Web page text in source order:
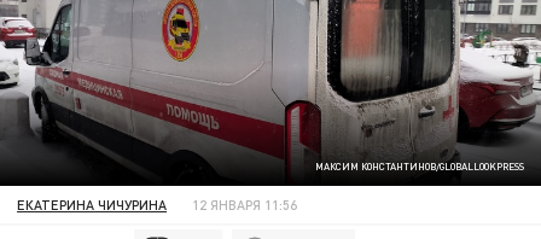
МАКСИМ КОНСТАНТИНОВ/GLOBALLOOKPRESS
ЕКАТЕРИНА ЧИЧУРИНА 12 ЯНВАРЯ 11:56